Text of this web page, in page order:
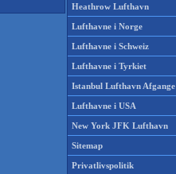
Heathrow Lufthavn
Lufthavne i Norge
Lufthavne i Schweiz
Lufthavne i Tyrkiet
Istanbul Lufthavn Afgange
Lufthavne i USA
New York JFK Lufthavn
Sitemap
Privatlivspolitik